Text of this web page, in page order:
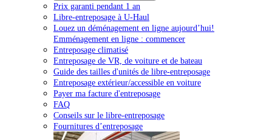
Prix garanti pendant 1 an
Libre-entreposage à U-Haul
Louez un déménagement en ligne aujourd’hui!
Emménagement en ligne : commencer
Entreposage climatisé
Entreposage de VR, de voiture et de bateau
Guide des tailles d'unités de libre-entreposage
Entreposage extérieur/accessible en voiture
Payer ma facture d'entreposage
FAQ
Conseils sur le libre-entreposage
Fournitures d’entreposage